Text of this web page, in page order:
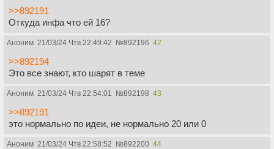
>>892191
Откуда инфа что ей 16?
Аноним 21/03/24 Чтв 22:49:42 №892196 42
>>892194
Это все знают, кто шарят в теме
Аноним 21/03/24 Чтв 22:54:01 №892198 43
>>892191
это нормально по идеи, не нормально 20 или 0
Аноним 21/03/24 Чтв 22:58:52 №892200 44